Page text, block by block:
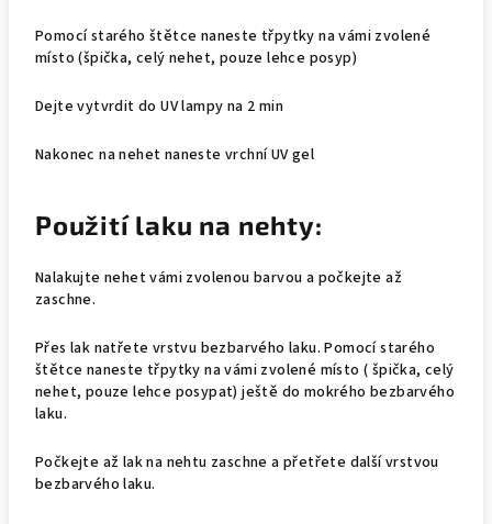
Pomocí starého štětce naneste třpytky na vámi zvolené
místo (špička, celý nehet, pouze lehce posyp)
Dejte vytvrdit do UV lampy na 2 min
Nakonec na nehet naneste vrchní UV gel
Použití laku na nehty:
Nalakujte nehet vámi zvolenou barvou a počkejte až
zaschne.
Přes lak natřete vrstvu bezbarvého laku. Pomocí starého
štětce naneste třpytky na vámi zvolené místo ( špička, celý
nehet, pouze lehce posypat) ještě do mokrého bezbarvého
laku.
Počkejte až lak na nehtu zaschne a přetřete další vrstvou
bezbarvého laku.